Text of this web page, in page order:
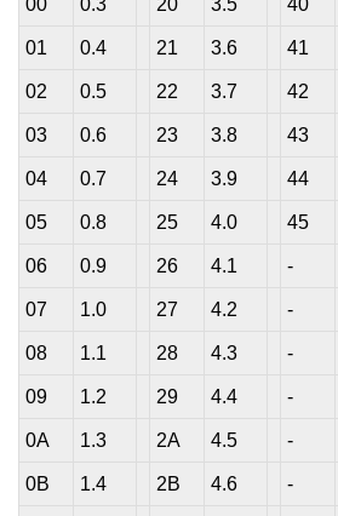
00 0.3 20 3.5 40
01 0.4 21 3.6 41
02 0.5 22 3.7 42
03 0.6 23 3.8 43
04 0.7 24 3.9 44
05 0.8 25 4.0 45
06 0.9 26 4.1 -
07 1.0 27 4.2 -
08 1.1 28 4.3 -
09 1.2 29 4.4 -
0A 1.3 2A 4.5 -
0B 1.4 2B 4.6 -